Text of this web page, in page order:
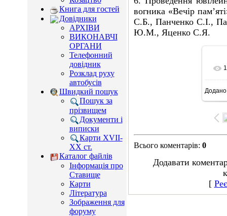
Книга для гостей
Довідники
АРХІВИ
ВИКОНАВЧІ
ОРГАНИ
Телефонний
довідник
Розклад руху
автобусів
Швидкий пошук
Пошук за
прізвищем
Документи і
виписки
Карти XVII-
XX ст.
Каталог файлів
Інформація про
Ставище
Карти
Література
Зображення для
форуму
вогника «Вечір
С.Б., Панченко С.І.,
Ю.М., Яценко С.Я.
Додано
Всього коментарів: 0
Додавати
[